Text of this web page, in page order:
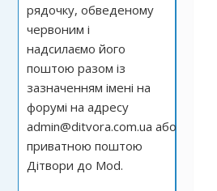
рядочку, обведеному
червоним і
надсилаємо його
поштою разом із
зазначенням імені на
форумі на адресу
admin@ditvora.com.ua або
приватною поштою
Дітвори до Mod.